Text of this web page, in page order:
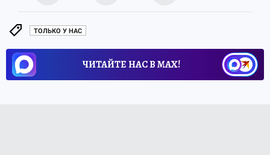
ТОЛЬКО У НАС
ЧИТАЙТЕ НАС В МАХ!